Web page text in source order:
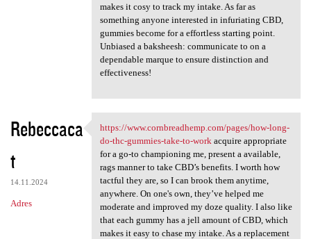
makes it cosy to track my intake. As far as
something anyone interested in infuriating CBD,
gummies become for a effortless starting point.
Unbiased a baksheesh: communicate to on a
dependable marque to ensure distinction and
effectiveness!
Rebeccaca
t
14.11.2024
Adres
https://www.cornbreadhemp.com
https://www.cornbreadhemp.com/pages/how-long-
do-thc-gummies-take-to-work acquire appropriate
for a go-to championing me, present a available,
rags manner to take CBD’s benefits. I worth how
tactful they are, so I can brook them anytime,
anywhere. On one's own, they’ve helped me
moderate and improved my doze quality. I also like
that each gummy has a jell amount of CBD, which
makes it easy to chase my intake. As a replacement